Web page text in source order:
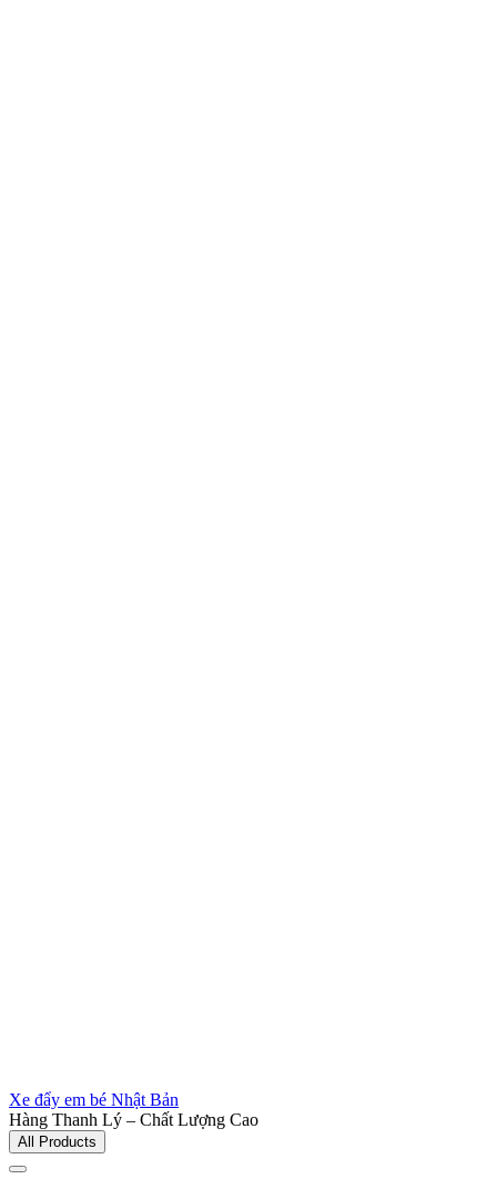
Xe đẩy em bé Nhật Bản
Hàng Thanh Lý – Chất Lượng Cao
All Products